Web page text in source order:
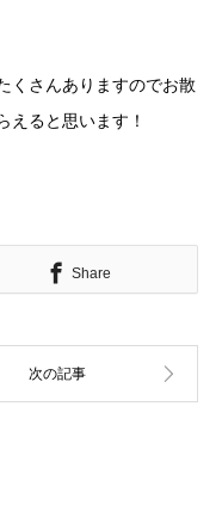
くさんありますのでお散
えると思います！
Share